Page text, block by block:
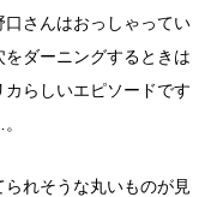
さんはおっしゃってい
ダーニングするときは
らしいエピソードです
れそうな丸いものが見